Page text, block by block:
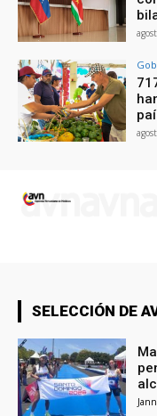
SELECCIÓN DE